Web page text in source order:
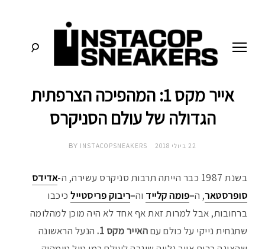
א
ס
ט
ק
סניקרס:
מדריכים,
סקירות
תרבות
הסניקרס
אייר מקס 1: המהפיכה הצרפתית
הגדולה של עולם הסניקרס
22 ביולי 2018 INSTACOPSNEAKERS
בשנת 1987 כבר הייתה תרבות סניקרס עשירה, ה-
אדידס
סופרסטאר, ה–פומה קלייד וה–ריבוק פריסטייל כיכבו
ברחובות, אבל למרות זאת אף אחד לא היה מוכן למהלומה
שתנחית נייקי על כולם עםהאייר מקס 1.
הנעל הראשונה